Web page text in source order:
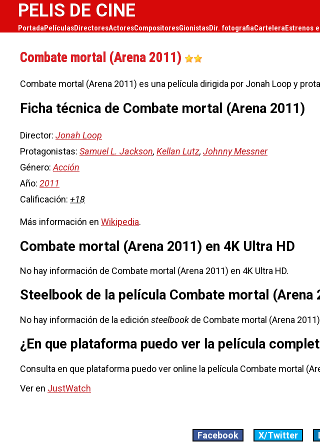
PELIS DE CINE
PortadaPelículasDirectoresActoresCompositoresGionistasDir. fotografiaCarteleraEstrenos
Combate mortal (Arena 2011)
Combate mortal (Arena 2011) es una película dirigida por Jonah Loop y
Ficha técnica de Combate mortal (Arena 2011)
Director: Jonah Loop
Protagonistas: Samuel L. Jackson, Kellan Lutz, Johnny Messner
Género:Acción
Año: 2011
Calificación: +18
Más información en Wikipedia.
Combate mortal (Arena 2011) en 4K Ultra HD
No hay información de Combate mortal (Arena 2011) en 4K Ultra HD.
Steelbook de la película Combate mortal (Arena
No hay información de la edición steelbook de Combate mortal (Arena
¿En que plataforma puedo ver la película
Consulta en que plataforma puedo ver online la película Combate mortal
Ver en JustWatch
Facebook X/Twitter